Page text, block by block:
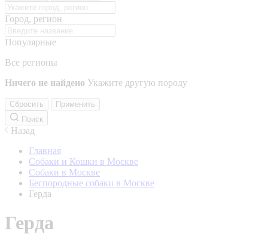
Город, регион
Популярные
Все регионы
Ничего не найдено Укажите другую породу
Сбросить
Применить
Поиск
Назад
Главная
Собаки и Кошки в Москве
Собаки в Москве
Беспородные собаки в Москве
Герда
Герда